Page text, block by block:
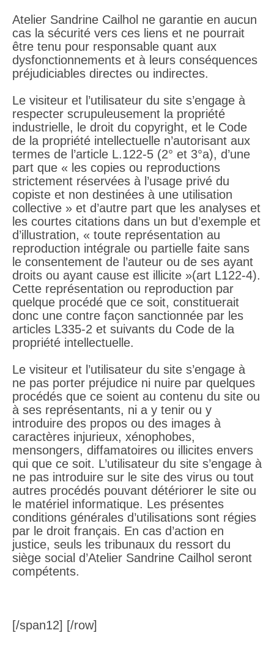
Atelier Sandrine Cailhol ne garantie en aucun
cas la sécurité vers ces liens et ne pourrait
être tenu pour responsable quant aux
dysfonctionnements et à leurs conséquences
préjudiciables directes ou indirectes.
Le visiteur et l’utilisateur du site s’engage à
respecter scrupuleusement la propriété
industrielle, le droit du copyright, et le Code
de la propriété intellectuelle n’autorisant aux
termes de l’article L.122-5 (2° et 3°a), d’une
part que « les copies ou reproductions
strictement réservées à l’usage privé du
copiste et non destinées à une utilisation
collective » et d’autre part que les analyses et
les courtes citations dans un but d’exemple et
d’illustration, « toute représentation au
reproduction intégrale ou partielle faite sans
le consentement de l’auteur ou de ses ayant
droits ou ayant cause est illicite »(art L122-4).
Cette représentation ou reproduction par
quelque procédé que ce soit, constituerait
donc une contre façon sanctionnée par les
articles L335-2 et suivants du Code de la
propriété intellectuelle.
Le visiteur et l’utilisateur du site s’engage à
ne pas porter préjudice ni nuire par quelques
procédés que ce soient au contenu du site ou
à ses représentants, ni a y tenir ou y
introduire des propos ou des images à
caractères injurieux, xénophobes,
mensongers, diffamatoires ou illicites envers
qui que ce soit. L’utilisateur du site s’engage à
ne pas introduire sur le site des virus ou tout
autres procédés pouvant détériorer le site ou
le matériel informatique. Les présentes
conditions générales d’utilisations sont régies
par le droit français. En cas d’action en
justice, seuls les tribunaux du ressort du
siège social d’Atelier Sandrine Cailhol seront
compétents.
[/span12] [/row]